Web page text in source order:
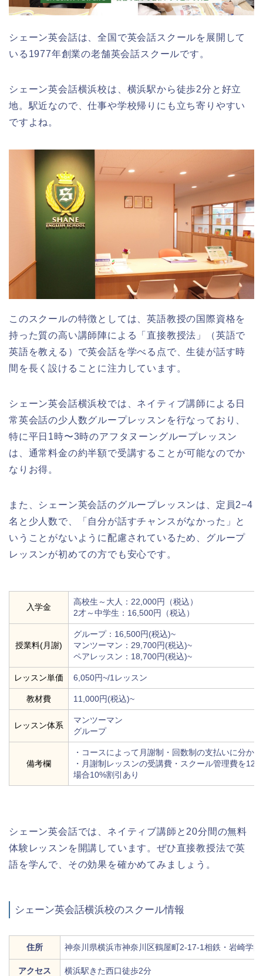
シェーン英会話は、全国で英会話スクールを展開して
いる1977年創業の老舗英会話スクールです。
シェーン英会話横浜校は、横浜駅から徒歩2分と好立
地。駅近なので、仕事や学校帰りにも立ち寄りやすい
ですよね。
このスクールの特徴としては、英語教授の国際資格を
持った質の高い講師陣による「直接教授法」（英語で
英語を教える）で英会話を学べる点で、生徒が話す時
間を長く設けることに注力しています。
シェーン英会話横浜校では、ネイティブ講師による日
常英会話の少人数グループレッスンを行なっており、
特に平日1時〜3時のアフタヌーングループレッスン
は、通常料金の約半額で受講することが可能なのでか
なりお得。
また、シェーン英会話のグループレッスンは、定員2−4
名と少人数で、「自分が話すチャンスがなかった」と
いうことがないように配慮されているため、グループ
レッスンが初めての方でも安心です。
入学金
高校生～大人：22,000円（税込）
2才～中学生：16,500円（税込）
授業料(月謝)
グループ：16,500円(税込)~
マンツーマン：29,700円(税込)~
ペアレッスン：18,700円(税込)~
レッスン単価 6,050円~/1レッスン
教材費 11,000円(税込)~
レッスン体系
マンツーマン
グループ
備考欄
・コースによって月謝制・回数制の支払いに分か
・月謝制レッスンの受講費・スクール管理費を12
場合10%割引あり
シェーン英会話では、ネイティブ講師と20分間の無料
体験レッスンを開講しています。ぜひ直接教授法で英
語を学んで、その効果を確かめてみましょう。
シェーン英会話横浜校のスクール情報
住所 神奈川県横浜市神奈川区鶴屋町2-17-1相鉄・岩崎学
アクセス 横浜駅きた西口徒歩2分